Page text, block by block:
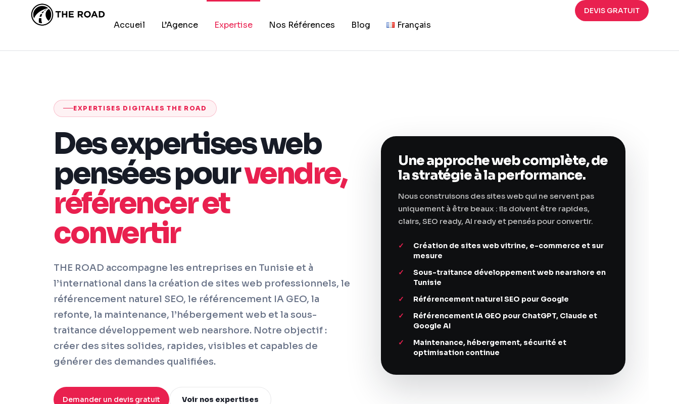
Accueil L’Agence Expertise Nos Références Blog Français
DEVIS GRATUIT
EXPERTISES DIGITALES THE ROAD
Des expertises web
pensées pourvendre,
référencer et
convertir
THE ROAD accompagne les entreprises en Tunisie et à
l’international dans la création de sites web professionnels, le
référencement naturel SEO, le référencement IA GEO, la
refonte, la maintenance, l’hébergement web et la sous-
traitance développement web nearshore. Notre objectif :
créer des sites solides, rapides, visibles et capables de
générer des demandes qualifiées.
Demander un devis gratuit Voir nos expertises
Une approche web complète, de
la stratégie à la performance.
Nous construisons des sites web qui ne servent pas
uniquement à être beaux : ils doivent être rapides,
clairs, SEO ready, AI ready et pensés pour convertir.
Création de sites web vitrine, e-commerce et sur
mesure
Sous-traitance développement web nearshore en
Tunisie
Référencement naturel SEO pour Google
Référencement IA GEO pour ChatGPT, Claude et
Google AI
Maintenance, hébergement, sécurité et
optimisation continue